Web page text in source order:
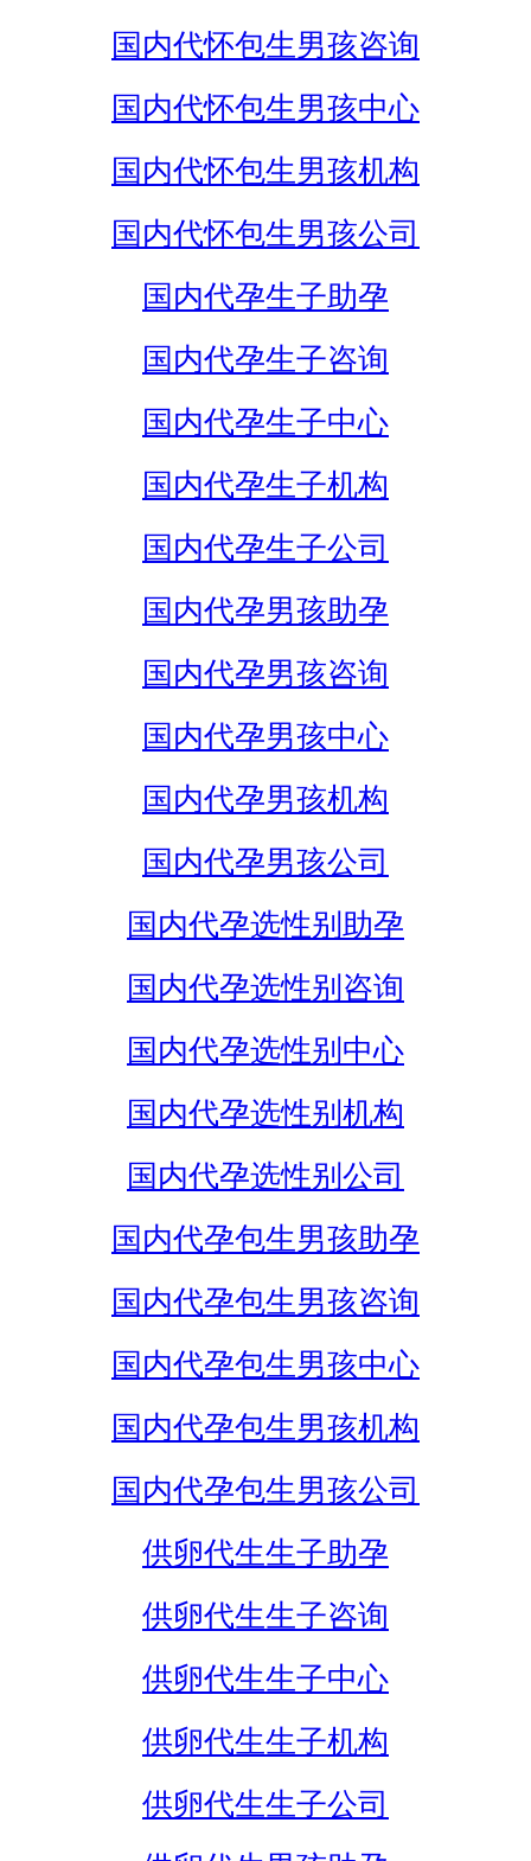
国内代怀包生男孩咨询
国内代怀包生男孩中心
国内代怀包生男孩机构
国内代怀包生男孩公司
国内代孕生子助孕
国内代孕生子咨询
国内代孕生子中心
国内代孕生子机构
国内代孕生子公司
国内代孕男孩助孕
国内代孕男孩咨询
国内代孕男孩中心
国内代孕男孩机构
国内代孕男孩公司
国内代孕选性别助孕
国内代孕选性别咨询
国内代孕选性别中心
国内代孕选性别机构
国内代孕选性别公司
国内代孕包生男孩助孕
国内代孕包生男孩咨询
国内代孕包生男孩中心
国内代孕包生男孩机构
国内代孕包生男孩公司
供卵代生生子助孕
供卵代生生子咨询
供卵代生生子中心
供卵代生生子机构
供卵代生生子公司